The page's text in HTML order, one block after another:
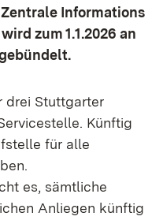
Informations
zum 1.1.2026 an
drei Stuttgarter
Künftig
für alle
es, sämtliche
Anliegen künftig